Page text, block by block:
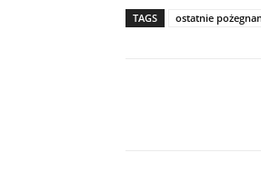
TAGS ostatnie